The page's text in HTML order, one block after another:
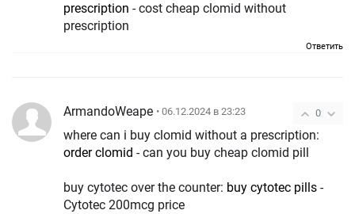
prescription - cost cheap clomid without
prescription
Ответить
0
ArmandoWeape • 06.12.2024 в 23:23
where can i buy clomid without a prescription:
order clomid - can you buy cheap clomid pill
buy cytotec over the counter: buy cytotec pills -
Cytotec 200mcg price